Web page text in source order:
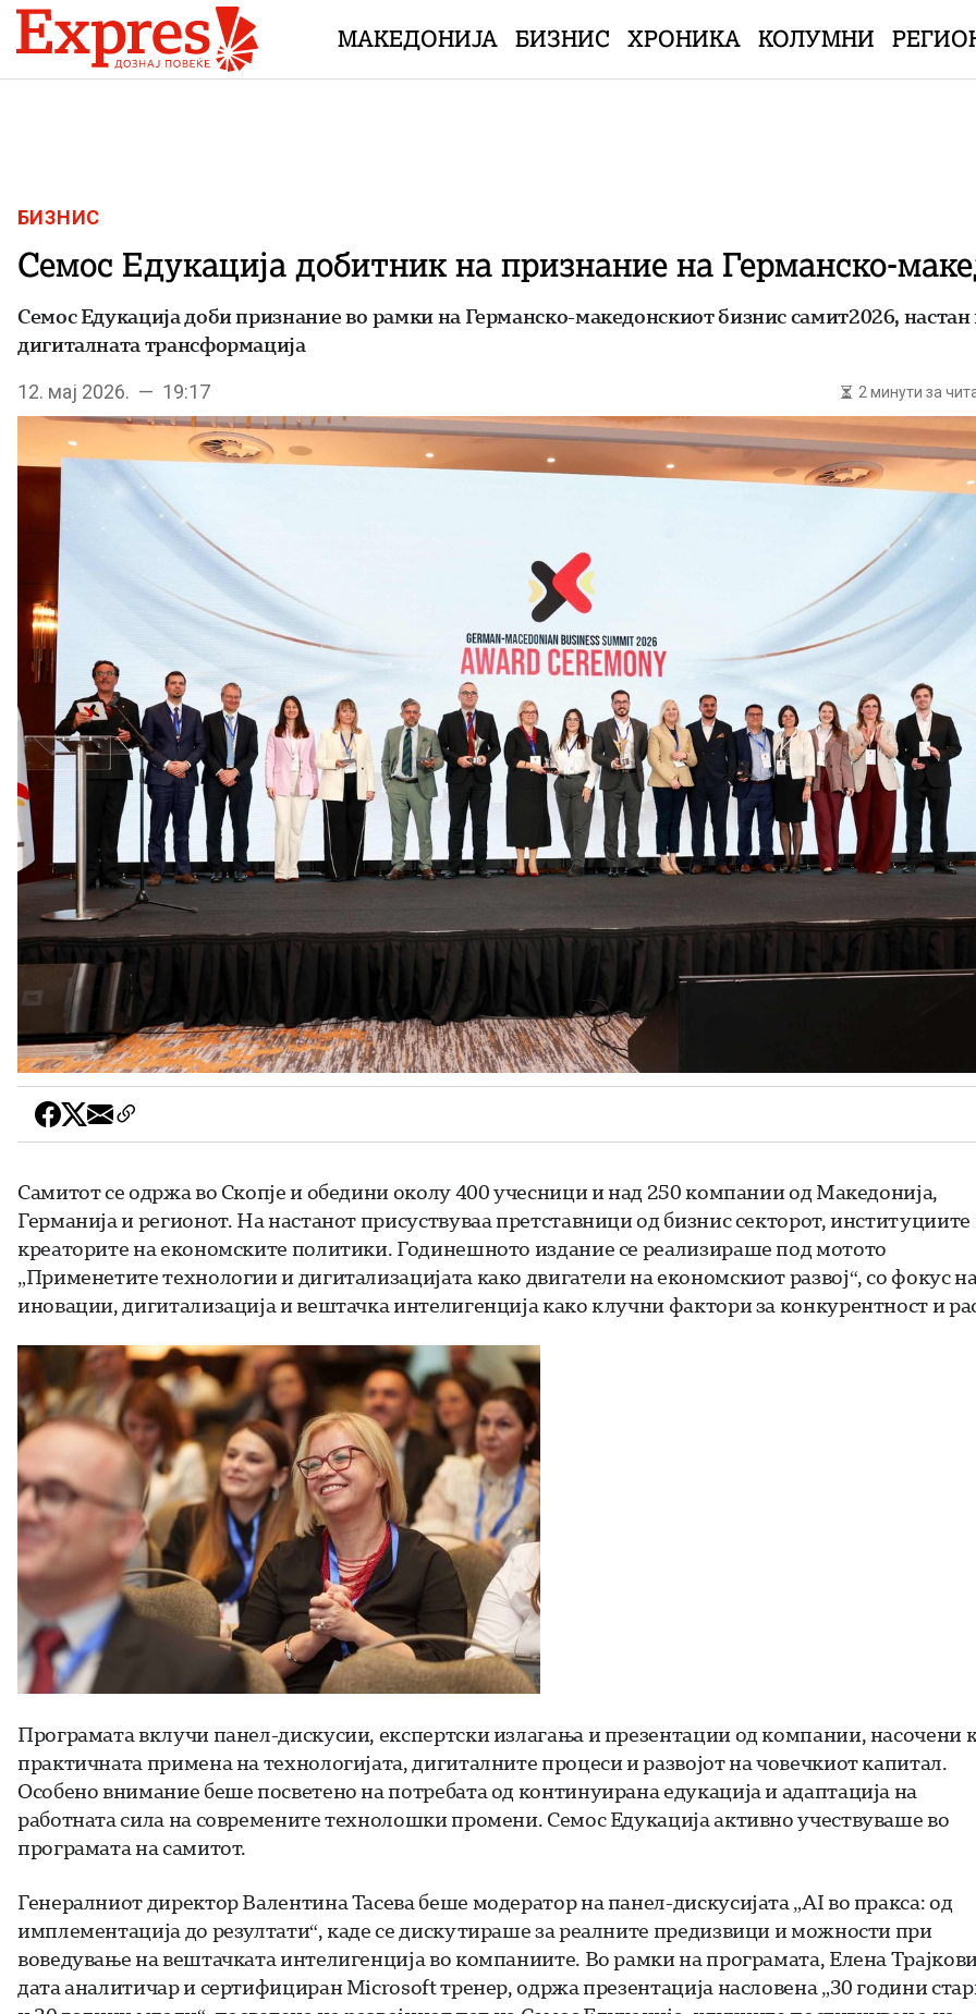
Skip to content
МАКЕДОНИЈА БИЗНИС ХРОНИКА КОЛУМНИ
БИЗНИС
Семос Едукација добитник на признание на Германско-
Семос Едукација доби признание во рамки на Германско-македонскиот бизнис самит2026,
дигиталната трансформација
12. мај 2026. — 19:17 2 минути за
Самитот се одржа во Скопје и обедини околу 400 учесници и над 250 компании од Македонија,
Германија и регионот. На настанот присуствуваа претставници од бизнис секторот, институциите
креаторите на економските политики. Годинешното издание се реализираше под мотото
„Применетите технологии и дигитализацијата како двигатели на економскиот развој“, со фокус
иновации, дигитализација и вештачка интелигенција како клучни фактори за конкурентност и
Програмата вклучи панел-дискусии, експертски излагања и презентации од компании, насочени
практичната примена на технологијата, дигиталните процеси и развојот на човечкиот капитал.
Особено внимание беше посветено на потребата од континуирана едукација и адаптација на
работната сила на современите технолошки промени. Семос Едукација активно учествуваше во
програмата на самитот.
Генералниот директор Валентина Тасева беше модератор на панел-дискусијата „AI во пракса: од
имплементација до резултати“, каде се дискутираше за реалните предизвици и можности при
воведување на вештачката интелигенција во компаниите. Во рамки на програмата, Елена
дата аналитичар и сертифициран Microsoft тренер, одржа презентација насловена „30 години